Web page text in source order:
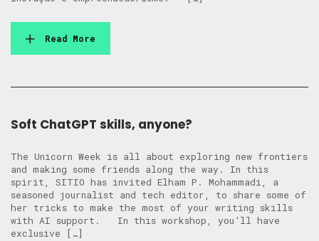
Read More
Soft ChatGPT skills, anyone?
The Unicorn Week is all about exploring new frontiers
and making some friends along the way. In this
spirit, SITIO has invited Elham P. Mohammadi, a
seasoned journalist and tech editor, to share some of
her tricks to make the most of your writing skills
with AI support. In this workshop, you’ll have
exclusive […]